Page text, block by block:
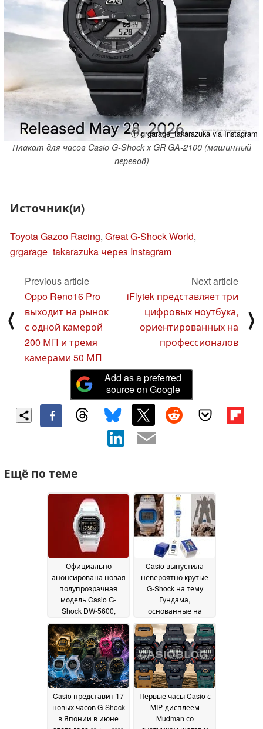
ⓘ grgarage_takarazuka via Instagram
Плакат для часов Casio G-Shock x GR GA-2100 (машинный
перевод)
Источник(и)
Toyota Gazoo Racing, Great G-Shock World,
grgarage_takarazuka через Instagram
⟨
Previous article
Oppo Reno16 Pro
выходит на рынок
с одной камерой
200 МП и тремя
камерами 50 МП
Next article
iFlytek представляет три
цифровых ноутбука,
ориентированных на
профессионалов
⟩
Add as a preferred
source on Google
Ещё по теме
Официально
анонсирована новая
полупрозрачная
модель Casio G-
Shock DW-5600,
выпущенная
ограниченной
серией18 June 2026
Casio выпустила
невероятно крутые
G-Shock на тему
Гундама,
основанные на
классических DW-
560005 June 2026
Casio представит 17
новых часов G-Shock
в Японии в июне
Первые часы Casio с
MIP-дисплеем
Mudman со